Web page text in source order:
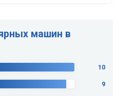
машин в
10
9